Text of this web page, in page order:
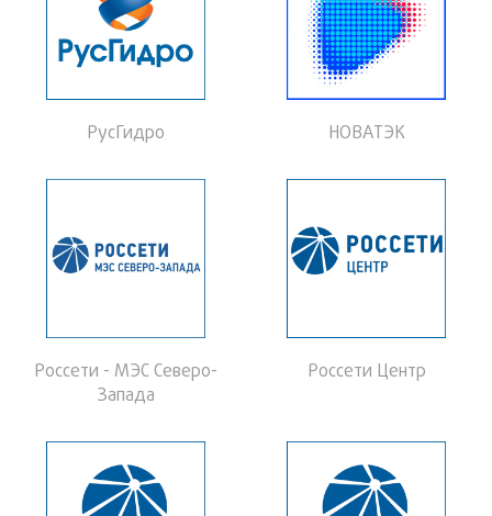
РусГидро НОВАТЭК
Россети - МЭС Северо-
Запада
Россети Центр